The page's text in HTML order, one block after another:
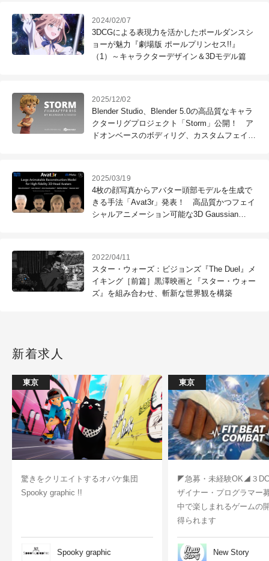
2024/02/07
3DCGによる表現力を活かしたポールダンスシ
ョーが魅力『劇場版 ポールプリンセス!!』
（1）～キャラクターデザイン＆3Dモデル篇
2025/12/02
Blender Studio、Blender 5.0の高品質なキャラ
クターリグプロジェクト「Storm」公開！ ア
ドオンベースのボディリグ、カスタムフェイシ
2025/03/19
4枚の顔写真からアバター頭部モデルを生成で
きる手法「Avat3r」発表！ 高品質かつフェイ
シャルアニメーション可能な3D Gaussian
2022/04/11
スター・ウォーズ：ビジョンズ『The Duel』メ
イキング［前篇］黒澤映画と『スター・ウォー
ズ』を組み合わせ、斬新な世界観を構築
新着求人
東京
驚きをクリエイトするオバケ集団
Spooky graphic !!
Spooky graphic
東京
◤急募・未経験OK◢３
ザイナー・プログラマー
中で楽しまれるゲームの
得られます
New Story